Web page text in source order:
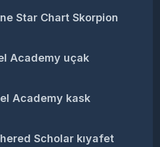
Star Chart Skorpion
Academy uçak
Academy kask
Scholar kıyafet